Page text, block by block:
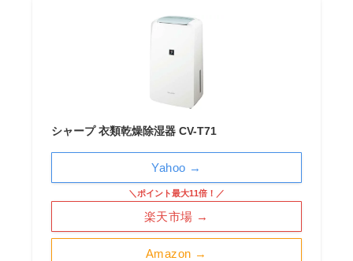
シャープ 衣類乾燥除湿器 CV-T71
Amazon →
＼ポイント最大11倍！／
楽天市場 →
Yahoo →